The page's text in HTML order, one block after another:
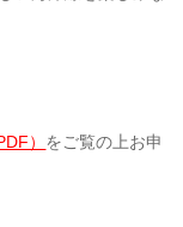
） をご覧の上お申